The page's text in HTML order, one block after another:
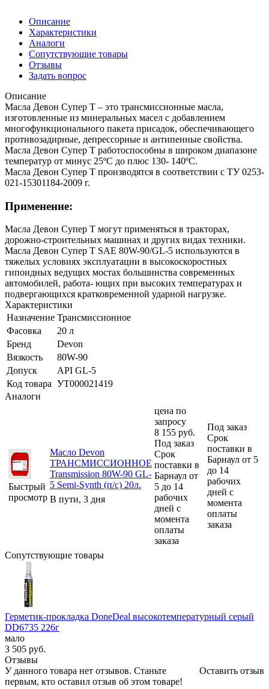
Описание
Характеристики
Аналоги
Сопутствующие товары
Отзывы
Задать вопрос
Описание
Масла Девон Супер Т – это трансмиссионные масла,
изготовленные из минеральных масел с добавлением
многофункционального пакета присадок, обеспечивающего
противозадирные, депрессорные и антипенные свойства.
Масла Девон Супер Т работоспособны в широком диапазоне
температур от минус 25ºС до плюс 130- 140ºС.
Масла Девон Супер Т производятся в соответствии с ТУ 0253-
021-15301184-2009 г.
Применение:
Масла Девон Супер Т могут применяться в тракторах,
дорожно-строительных машинах и других видах техники.
Масла Девон Супер Т SAE 80W-90/GL-5 используются в
тяжелых условиях эксплуатации в высокоскоростных
гипоидных ведущих мостах большинства современных
автомобилей, работа- ющих при высоких температурах и
подвергающихся кратковременной ударной нагрузке.
Характеристики
Назначение Трансмиссионное
Фасовка
20 л
Бренд
Devon
Вязкость
80W-90
Допуск
API GL-5
Код товара УТ000021419
Аналоги
Быстрый
просмотр
Масло Devon
ТРАНСМИССИОННОЕ
Transmission 80W-90 GL-
5 Semi-Synth (п/с) 20л.
В пути, 3 дня
цена по
запросу
8 155 руб.
Под заказ
Срок
поставки в
Барнаул от
5 до 14
рабочих
дней с
момента
оплаты
заказа
Под заказ
Срок
поставки в
Барнаул от 5
до 14
рабочих
дней с
момента
оплаты
заказа
Сопутствующие товары
Герметик-прокладка DoneDeal высокотемпературный серый
DD6735 226г
мало
3 505 руб.
Отзывы
Оставить отзыв
У данного товара нет отзывов. Станьте
первым, кто оставил отзыв об этом товаре!